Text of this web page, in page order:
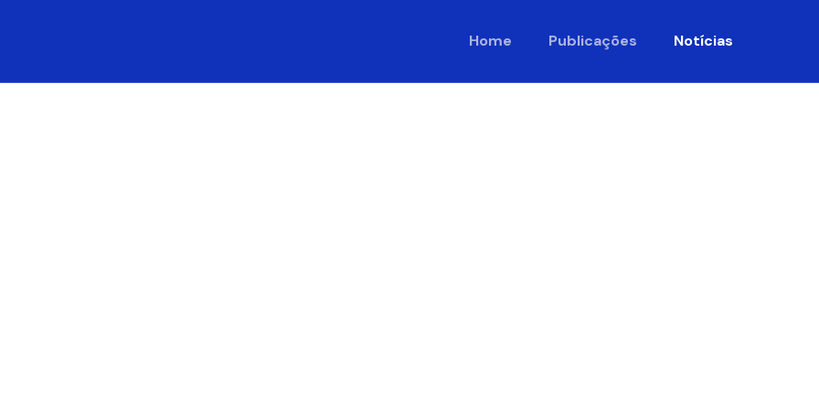
Home Publicações Notícias